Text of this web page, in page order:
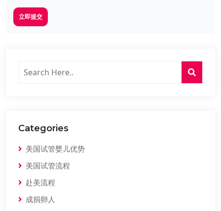
立即提交
Categories
美国试管婴儿优势
美国试管流程
赴美流程
成捐卵人